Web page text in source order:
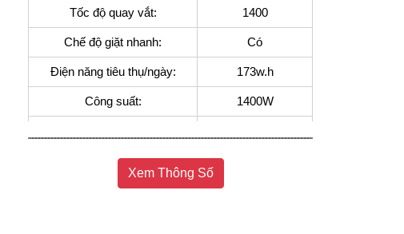
Tốc độ quay vắt: 1400
Chế độ giặt nhanh: Có
Điện năng tiêu thụ/ngày: 173w.h
Công suất: 1400W
Vệ sinh lồng giặt:
Chất liệu lồng giặt: Thép không rỉ
Xem Thông Số